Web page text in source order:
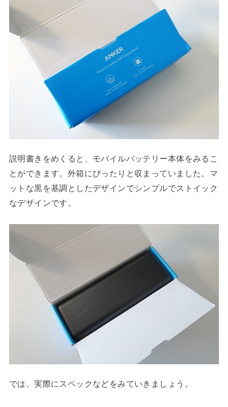
説明書きをめくると、モバイルバッテリー本体をみるこ
とができます。外箱にぴったりと収まっていました。マ
ットな黒を基調としたデザインでシンプルでストイック
なデザインです。
では、実際にスペックなどをみていきましょう。